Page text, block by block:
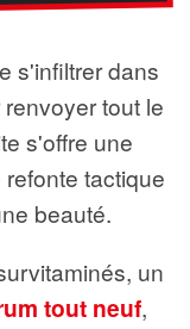
s'infiltrer dans
tout le
s'offre une
tactique
beauté.
un
tout neuf,